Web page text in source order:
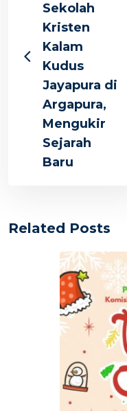
Sekolah
Kristen
Kalam
Kudus
Jayapura di
Argapura,
Mengukir
Sejarah
Baru
Related Posts